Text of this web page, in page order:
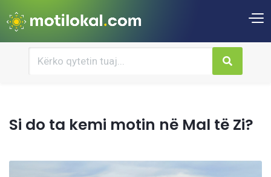
Si do ta kemi motin në Mal të Zi?